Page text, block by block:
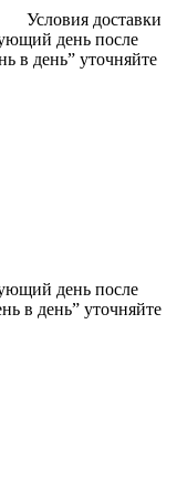
Условия доставки
день после
в день” уточняйте
день после
в день” уточняйте